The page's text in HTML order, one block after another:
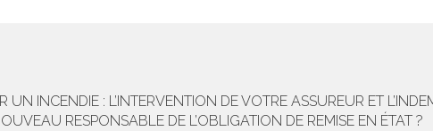
INCENDIE : L’INTERVENTION DE VOTRE ASSUREUR ET
RESPONSABLE DE L’OBLIGATION DE REMISE EN ÉTAT ?